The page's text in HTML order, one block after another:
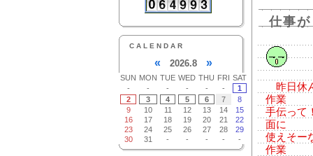
CALENDAR
« 2026.8 »
SUN MON TUE WED THU FRI SAT
-
- - - - -
1
2
3 4 5 6 7
8
9
10 11 12 13 14
15
16
17 18 19 20 21
22
23
24 25 26 27 28
29
30
31 - - - - -
仕事
昨日休
作業
手伝って
面に
使えそー
作業